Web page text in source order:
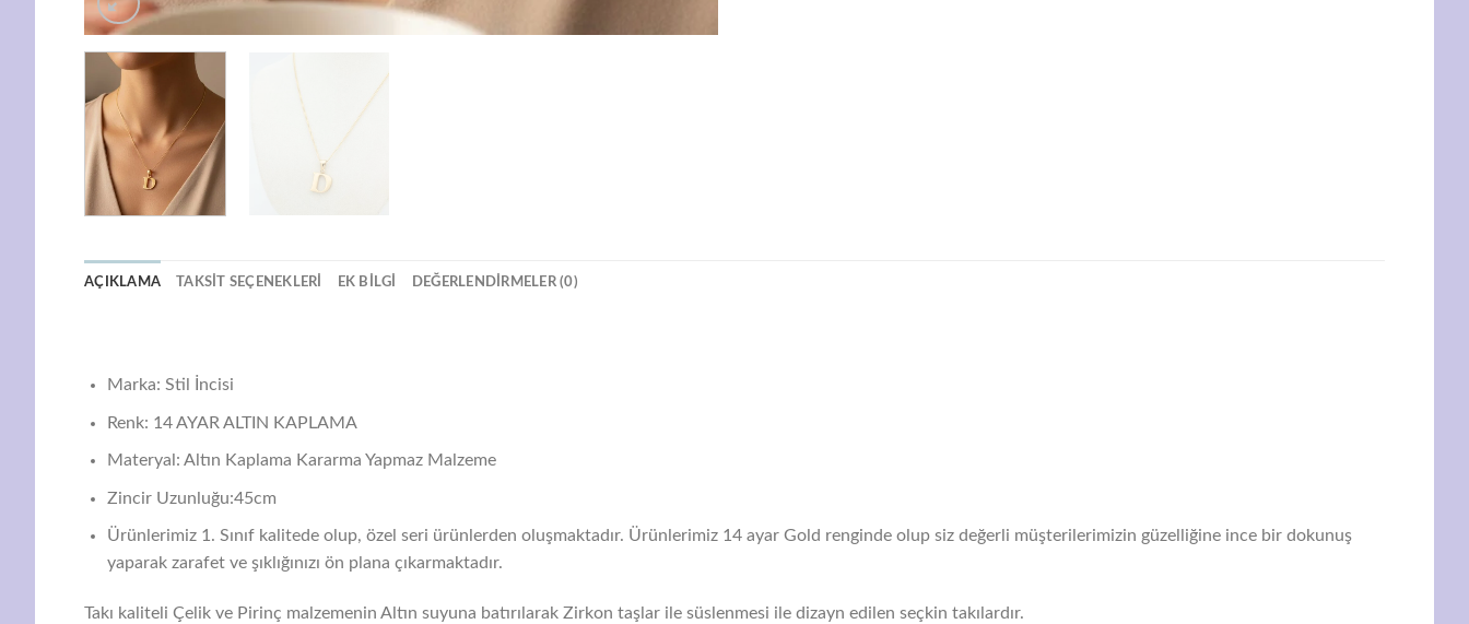
AÇIKLAMA TAKSIT SEÇENEKLERI EK BILGI DEĞERLENDIRMELER (0)
Marka: Stil İncisi
Renk: 14 AYAR ALTIN KAPLAMA
Materyal: Altın Kaplama Kararma Yapmaz Malzeme
Zincir Uzunluğu:45cm
Ürünlerimiz 1. Sınıf kalitede olup, özel seri ürünlerden oluşmaktadır. Ürünlerimiz 14 ayar Gold renginde olup siz değerli müşterilerimizin güzelliğine ince bir dokunuş
yaparak zarafet ve şıklığınızı ön plana çıkarmaktadır.
Takı kaliteli Çelik ve Pirinç malzemenin Altın suyuna batırılarak Zirkon taşlar ile süslenmesi ile dizayn edilen seçkin takılardır.